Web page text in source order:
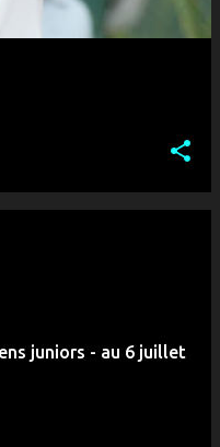
juniors - au 6 juillet